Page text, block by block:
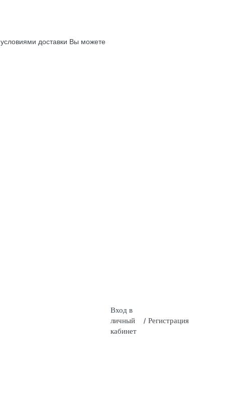
доставки Вы можете
Вход в
личный
кабинет
/ Регистрация